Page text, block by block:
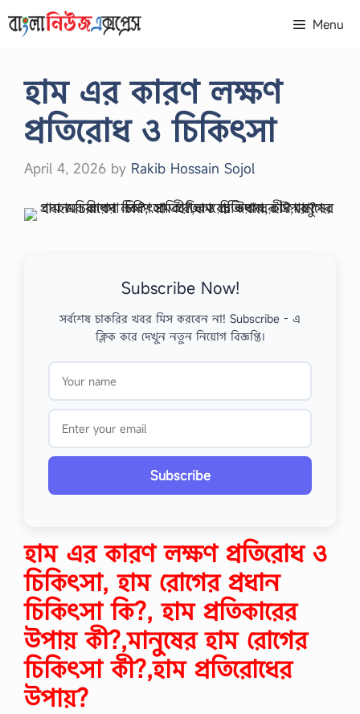
to
Menu
হাম এর কারণ লক্ষণ
প্রতিরোধ ও চিকিৎসা
April 4, 2026 by Rakib Hossain Sojol
Subscribe Now!
সর্বশেষ চাকরির খবর মিস করবেন না! Subscribe - এ
ক্লিক করে দেখুন নতুন নিয়োগ বিজ্ঞপ্তি।
Subscribe
হাম এর কারণ লক্ষণ প্রতিরোধ ও
চিকিৎসা, হাম রোগের প্রধান
চিকিৎসা কি?, হাম প্রতিকারের
উপায় কী?,মানুষের হাম রোগের
চিকিৎসা কী?,হাম প্রতিরোধের
উপায়?